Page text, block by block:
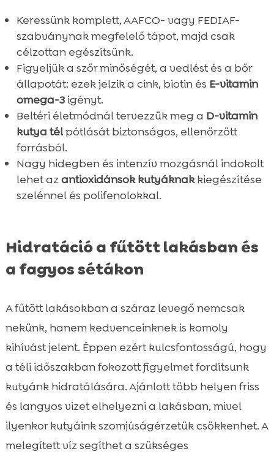
Keressünk komplett, AAFCO- vagy FEDIAF-
szabványnak megfelelő tápot, majd csak
célzottan egészítsünk.
Figyeljük a szőr minőségét, a vedlést és a bőr
állapotát: ezek jelzik a cink, biotin és E-vitamin
omega-3igényt.
Beltéri életmódnál tervezzük meg a D-vitamin
kutya télpótlását biztonságos, ellenőrzött
forrásból.
Nagy hidegben és intenzív mozgásnál indokolt
lehet azantioxidánsok kutyáknakkiegészítése
szelénnel és polifenolokkal.
Hidratáció a fűtött lakásban és
a fagyos sétákon
A fűtött lakásokban a száraz levegő nemcsak
nekünk, hanem kedvenceinknek is komoly
kihívást jelent. Éppen ezért kulcsfontosságú, hogy
a téli időszakban fokozott figyelmet fordítsunk
kutyánk hidratálására. Ajánlott több helyen friss
és langyos vizet elhelyezni a lakásban, mivel
ilyenkor kutyáink szomjúságérzetük csökkenhet. A
melegített víz segíthet a szükséges